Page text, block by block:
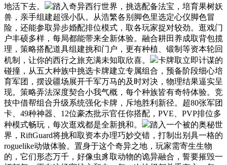
地活下去。
踏入奇异西行世界，挑选配备法宝，培育果树妖
兽，亲手组建超强小队。从浩繁各别脚色里选定心仪脚色冒
险，还能参取异步婚配排位模式，取各玩家捉对较劲。逛戏门
户丰硕多样，每局都能带来全新体验。融合耕田养成取背包揽
理，策略搭配道具组建挑和门户，更有种植、锻制等资本轮回
机制，让你的西行之旅充满未知取欣喜。
卡牌取立即计谋的
碰撞，从五大种族中挑选卡牌建立专属组合，预备阶段细心培
育军团，摆设疆场展开千军万马的及时对决，物理结果逼实呈
现。策略弄法深度契合小我气概，每个种族皆有奇特体验。竞
技中借帮组合升级系统强化卡牌，斥地胜利新径。超80张军团
卡、49种神器、12位豪杰批示官任你搭配，PVE、PVP排位多
种模式畅玩，每次逛戏都是全新挑和。
踏入一个被的奥秘世
界，RiftGuard将挑和取资本办理巧妙交错，打制出别具一格的
roguelike动做体验。置身于这个奇异之地，玩家需寄生生物
的，它们形态万千，好像虫豸取动物的诡异融合，誓要摧毁一